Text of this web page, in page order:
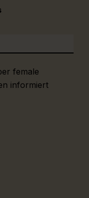
female
informiert